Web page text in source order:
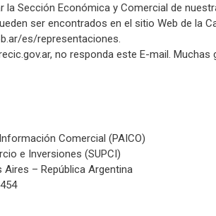
Sección Económica y Comercial de
ser encontrados en el sitio Web de la
es/representaciones.
, no responda este E-mail. Muchas
Comercial (PAICO)
e Inversiones (SUPCI)
Aires – República Argentina